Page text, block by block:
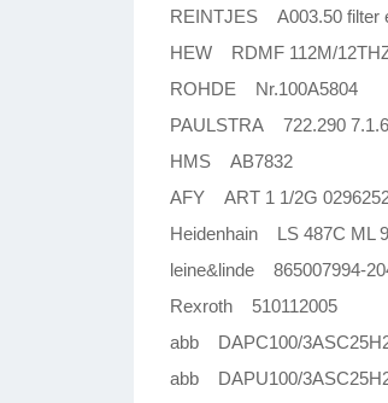
REINTJES A003.50 filter
HEW RDMF 112M/
ROHDE Nr.100A5804
PAULSTRA 722.290
HMS AB7832
AFY ART 1 1/2G
Heidenhain LS 487C ML
leine&linde 865007994-
Rexroth 510112005
abb DAPC100/
abb DAPU100/